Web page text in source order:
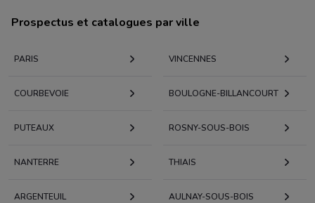
Prospectus et catalogues par ville
PARIS VINCENNES
COURBEVOIE BOULOGNE-BILLANCOURT
PUTEAUX ROSNY-SOUS-BOIS
NANTERRE THIAIS
ARGENTEUIL AULNAY-SOUS-BOIS